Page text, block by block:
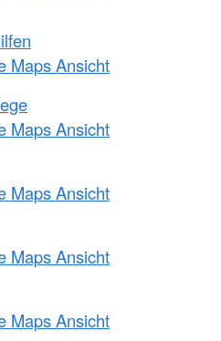
Maps Ansicht
Maps Ansicht
Maps Ansicht
Maps Ansicht
Maps Ansicht